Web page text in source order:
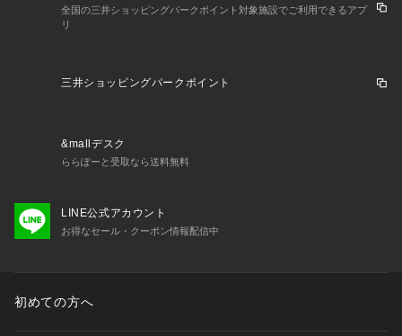
【仕様】
若干製品と画像のカラーが異なる場合もございます。
全国の三井ショッピングパークポイント対象施設でご利用できるアプ
リ
三井ショッピングパークポイント
&mallデスク
ららぽーと受取なら送料無料
LINE公式アカウント
お得なセール・クーポン情報配信中
初めての方へ